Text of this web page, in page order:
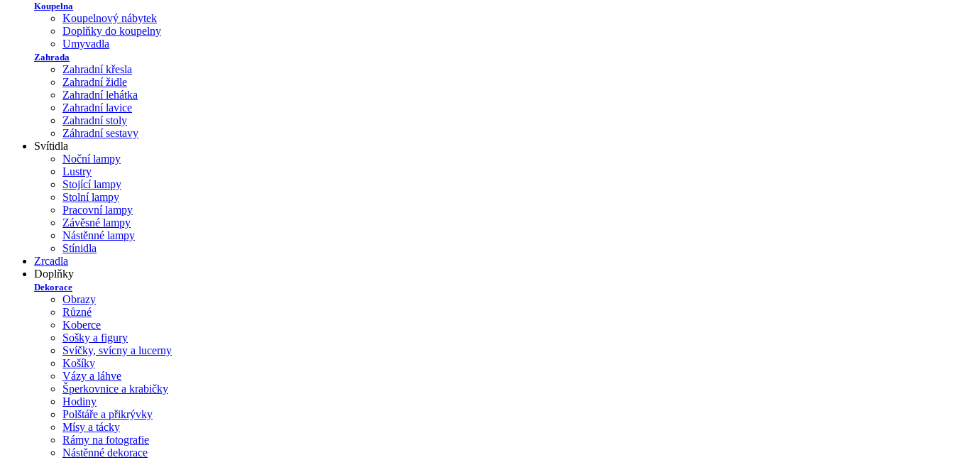
Koupelna
Koupelnový nábytek
Doplňky do koupelny
Umyvadla
Zahrada
Zahradní křesla
Zahradní židle
Zahradní lehátka
Zahradní lavice
Zahradní stoly
Záhradní sestavy
Svítidla
Noční lampy
Lustry
Stojící lampy
Stolní lampy
Pracovní lampy
Závěsné lampy
Nástěnné lampy
Stínidla
Zrcadla
Doplňky
Dekorace
Obrazy
Různé
Koberce
Sošky a figury
Svíčky, svícny a lucerny
Košíky
Vázy a láhve
Šperkovnice a krabičky
Hodiny
Polštáře a přikrývky
Mísy a tácky
Rámy na fotografie
Nástěnné dekorace